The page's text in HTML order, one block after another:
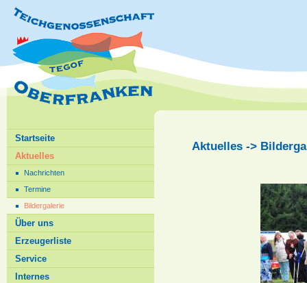
Startseite
Aktuelles
Nachrichten
Termine
Bildergalerie
Über uns
Erzeugerliste
Service
Internes
Aktuelles ->